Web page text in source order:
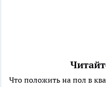
Что положить на пол в